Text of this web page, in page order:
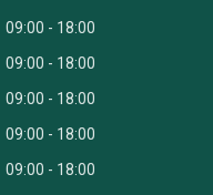
09:00
18:00
09:00
18:00
09:00
18:00
09:00
18:00
09:00
18:00